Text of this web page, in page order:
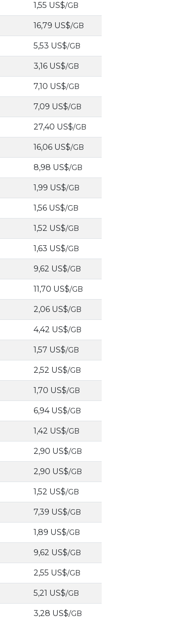
1,55 US$/GB
16,79 US$/GB
5,53 US$/GB
3,16 US$/GB
7,10 US$/GB
7,09 US$/GB
27,40 US$/GB
16,06 US$/GB
8,98 US$/GB
1,99 US$/GB
1,56 US$/GB
1,52 US$/GB
1,63 US$/GB
9,62 US$/GB
11,70 US$/GB
2,06 US$/GB
4,42 US$/GB
1,57 US$/GB
2,52 US$/GB
1,70 US$/GB
6,94 US$/GB
1,42 US$/GB
2,90 US$/GB
2,90 US$/GB
1,52 US$/GB
7,39 US$/GB
1,89 US$/GB
9,62 US$/GB
2,55 US$/GB
5,21 US$/GB
3,28 US$/GB